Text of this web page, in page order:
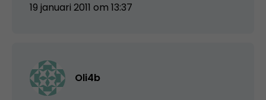
19 januari 2011 om 13:37
Oli4b